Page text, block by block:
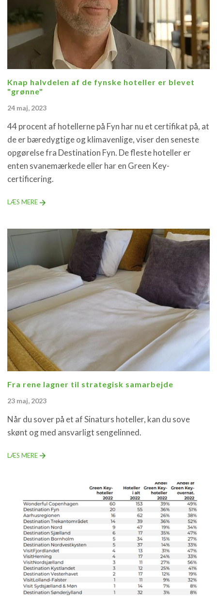
Knap halvdelen af de fynske hoteller er blevet
"grønne"
24 maj, 2023
44 procent af hotellerne på Fyn har nu et certifikat på, at
de er bæredygtige og klimavenlige, viser den seneste
opgørelse fra Destination Fyn. De fleste hoteller er
enten svanemærkede eller har en Green Key-
certificering.
LÆS MERE
Fra rene lagner til strategisk samarbejde
23 maj, 2023
Når du sover på et af Sinaturs hoteller, kan du sove
skønt og med ansvarligt sengelinned.
LÆS MERE